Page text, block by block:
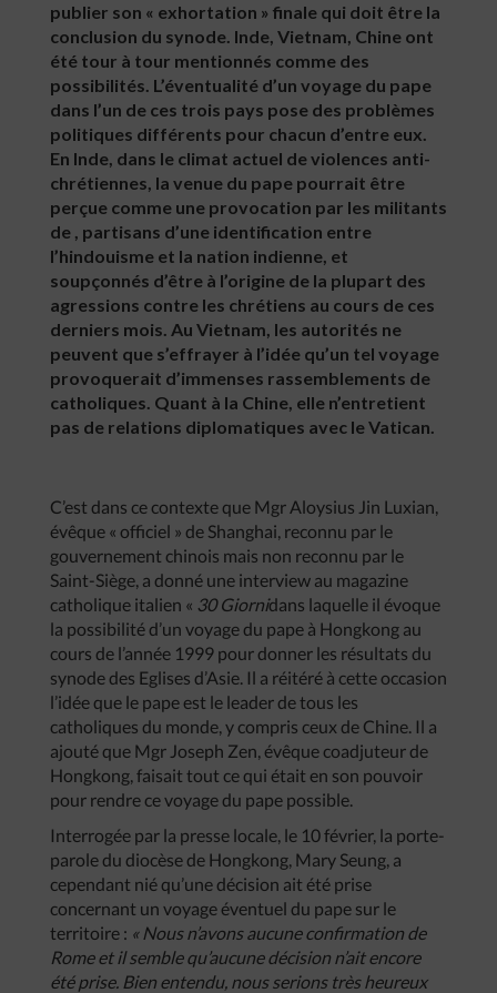
publier son « exhortation » finale qui doit être la
conclusion du synode. Inde, Vietnam, Chine ont
été tour à tour mentionnés comme des
possibilités. L’éventualité d’un voyage du pape
dans l’un de ces trois pays pose des problèmes
politiques différents pour chacun d’entre eux.
En Inde, dans le climat actuel de violences anti-
chrétiennes, la venue du pape pourrait être
perçue comme une provocation par les militants
de , partisans d’une identification entre
l’hindouisme et la nation indienne, et
soupçonnés d’être à l’origine de la plupart des
agressions contre les chrétiens au cours de ces
derniers mois. Au Vietnam, les autorités ne
peuvent que s’effrayer à l’idée qu’un tel voyage
provoquerait d’immenses rassemblements de
catholiques. Quant à la Chine, elle n’entretient
pas de relations diplomatiques avec le Vatican.
C’est dans ce contexte que Mgr Aloysius Jin Luxian,
évêque « officiel » de Shanghai, reconnu par le
gouvernement chinois mais non reconnu par le
Saint-Siège, a donné une interview au magazine
catholique italien « 30Giornidans laquelle il évoque
la possibilité d’un voyage du pape à Hongkong au
cours de l’année 1999 pour donner les résultats du
synode des Eglises d’Asie. Il a réitéré à cette occasion
l’idée que le pape est le leader de tous les
catholiques du monde, y compris ceux de Chine. Il a
ajouté que Mgr Joseph Zen, évêque coadjuteur de
Hongkong, faisait tout ce qui était en son pouvoir
pour rendre ce voyage du pape possible.
Interrogée par la presse locale, le 10 février, la porte-
parole du diocèse de Hongkong, Mary Seung, a
cependant nié qu’une décision ait été prise
concernant un voyage éventuel du pape sur le
territoire : « Nousn’avonsaucuneconfirmation de
Romeet ilsemblequ’aucunedécision n’aitencore
étéprise. Bien entendu, nousserions trèsheureux